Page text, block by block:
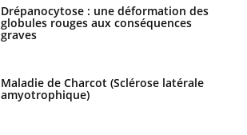
Drépanocytose : une déformation des
globules rouges aux conséquences
graves
Maladie de Charcot (Sclérose latérale
amyotrophique)